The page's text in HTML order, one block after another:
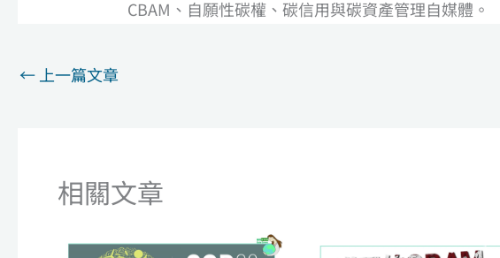
CBAM、自願性碳權、碳信用與碳資產管理自媒體。
← 上一篇文章
相關文章